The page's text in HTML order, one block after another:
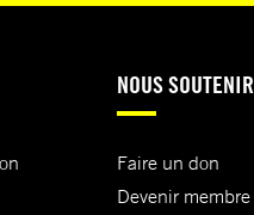
NOUS SOUTENIR
Faire un don
Devenir membre